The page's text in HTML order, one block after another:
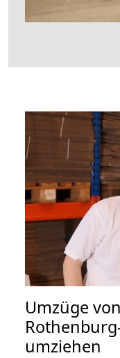
Umzüge
umziehen